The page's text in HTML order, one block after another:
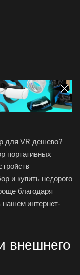
для VR дешево?
портативных
и купить недорого
благодаря
нашем интернет-
внешнего